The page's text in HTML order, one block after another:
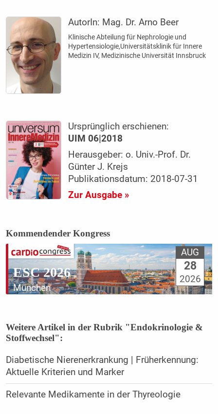
AutorIn: Mag. Dr. Arno Beer
Klinische Abteilung für Nephrologie und
Hypertensiologie,Universitätsklinik für Innere
Medizin IV, Medizinische Universität Innsbruck
Ursprünglich erschienen:
UIM 06|2018
Herausgeber: o. Univ.-Prof. Dr.
Günter J. Krejs
Publikationsdatum: 2018-07-31
Zur Ausgabe »
Kommendender Kongress
ESC 2026
München
AUG
28
2026
Weitere Artikel in der Rubrik "Endokrinologie &
Stoffwechsel":
Diabetische Nierenerkrankung | Früherkennung:
Aktuelle Kriterien und Marker
Relevante Medikamente in der Thyreologie